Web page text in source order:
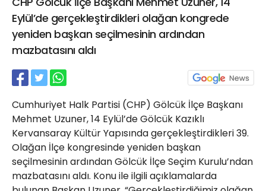
Eylül’de gerçekleştirdikleri olağan kongrede
yeniden başkan seçilmesinin ardından
mazbatasını aldı
Cumhuriyet Halk Partisi (CHP) Gölcük İlçe Başkanı
Mehmet Uzuner, 14 Eylül’de Gölcük Kazıklı
Kervansaray Kültür Yapısında gerçekleştirdikleri 39.
Olağan İlçe kongresinde yeniden başkan
seçilmesinin ardından Gölcük İlçe Seçim Kurulu’ndan
mazbatasını aldı. Konu ile ilgili açıklamalarda
21 Gölcük
02624132333